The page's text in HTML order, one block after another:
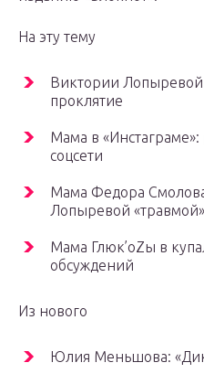
На эту тему
Виктории
проклятие
Мама в
соцсети
Мама Федора
Лопыревой «травмой»
Мама Глюк’oZы в
обсуждений
Из нового
Юлия Меньшова: